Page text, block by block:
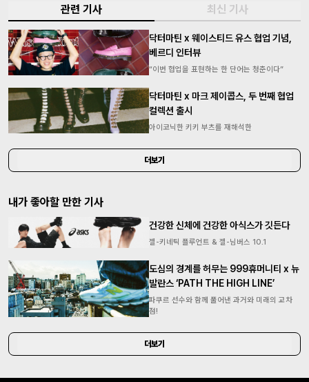
관련 기사 최신 기사
닥터마틴 x 웨이스티드 유스 협업 기념,
베르디 인터뷰
“이번 협업을 표현하는 한 단어는 청춘이다”
닥터마틴 x 마크 제이콥스, 두 번째 협업
컬렉션 출시
아이코닉한 키키 부츠를 재해석한
더보기
내가 좋아할 만한 기사
건강한 신체에 건강한 아식스가 깃든다
젤-키네틱 플루언트 & 젤-님버스 10.1
도심의 경계를 허무는 999휴머니티 x 뉴
발란스 ‘PATH THE HIGH LINE’
파쿠르 선수와 함께 풀어낸 과거와 미래의 교차
점!
더보기